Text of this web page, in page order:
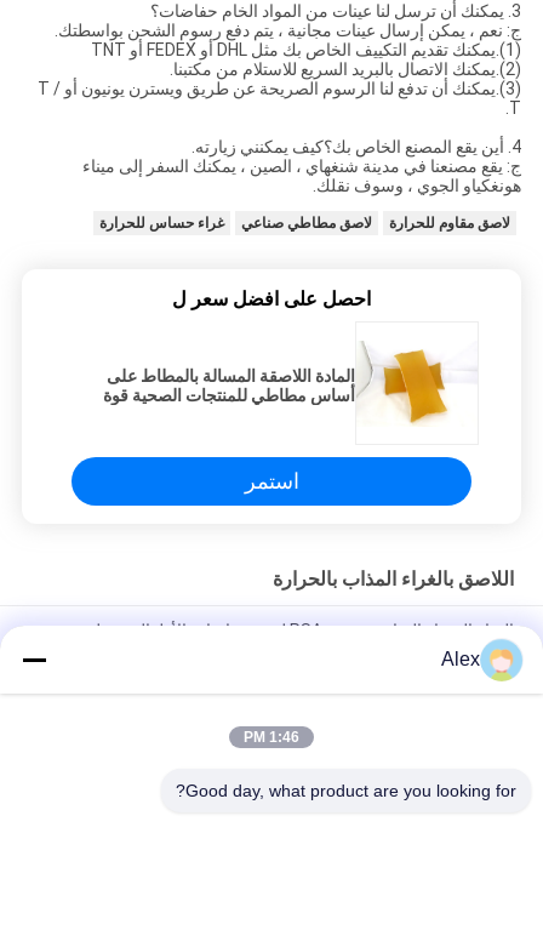
3. يمكنك أن ترسل لنا عينات من المواد الخام حفاضات؟
ج: نعم ، يمكن إرسال عينات مجانية ، يتم دفع رسوم الشحن بواسطتك.
(1).يمكنك تقديم التكييف الخاص بك مثل DHL أو FEDEX أو TNT
(2).يمكنك الاتصال بالبريد السريع للاستلام من مكتبنا.
(3).يمكنك أن تدفع لنا الرسوم الصريحة عن طريق ويسترن يونيون أو T /
T.
4. أين يقع المصنع الخاص بك؟كيف يمكنني زيارته.
ج: يقع مصنعنا في مدينة شنغهاي ، الصين ، يمكنك السفر إلى ميناء
هونغكياو الجوي ، وسوف نقلك.
لاصق مقاوم للحرارة لاصق مطاطي صناعي غراء حساس للحرارة
احصل على افضل سعر ل
المادة اللاصقة المسالة بالمطاط على
أساس مطاطي للمنتجات الصحية قوة
استمر
اللاصق بالغراء المذاب بالحرارة
المياه البيضاء الساخنة تذوب PSA لصنع حفاضات الأطفال منديل صحي
الغراء اللاصق بالذوبان الساخن ذو الأساس المطاطي الصناعي للفوط
الصحية
مادة لاصقة PSA تذوب على أساس المطاط الصناعي لحفاضات الأطفال
Alex
1:46 PM
Good day, what product are you looking for?